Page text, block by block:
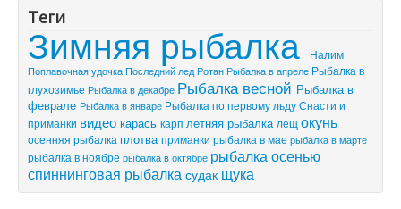
Теги
Зимняя рыбалка
Налим
Поплавочная удочкаПоследний лед Ротан Рыбалка в апреле Рыбалка в
глухозимье Рыбалка в декабре Рыбалка весной Рыбалка в
феврале Рыбалка в январе Рыбалка по первому льдуСнасти и
приманки видео карась карп летняя рыбалка лещ окунь
осенняя рыбалка плотваприманки рыбалка в мае рыбалка в марте
рыбалка в ноябре рыбалка в октябре рыбалка осенью
спиннинговая рыбалкасудак щука